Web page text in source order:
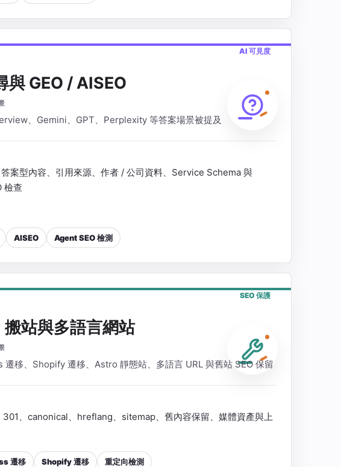
AI 可見度
與 GEO / AISEO
、Gemini、GPT、Perplexity 等答案場景被提及
案型內容、引用來源、作者 / 公司資料、Service Schema 與
檢查
AISEO Agent SEO 檢測
SEO 保護
搬站與多語言網站
遷移、Shopify 遷移、Astro 靜態站、多語言 URL 與舊站 SEO 保留
301、canonical、hreflang、sitemap、舊內容保留、媒體資產與上
遷移 Shopify 遷移 重定向檢測